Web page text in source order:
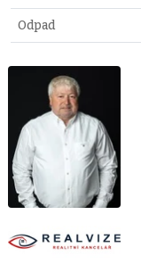
Odpad